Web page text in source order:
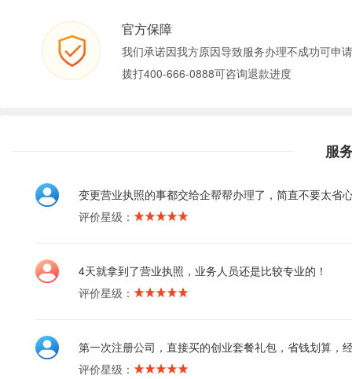
官方保障
我们承诺因我方原因导致服务办理不成功可申
拨打400-666-0888可咨询退款进度
服
变更营业执照的事都交给企帮帮办理了，简直不要太省
评价星级：
4天就拿到了营业执照，业务人员还是比较专业的！
评价星级：
第一次注册公司，直接买的创业套餐礼包，省钱划算，
评价星级：